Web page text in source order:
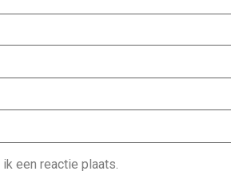
een reactie plaats.